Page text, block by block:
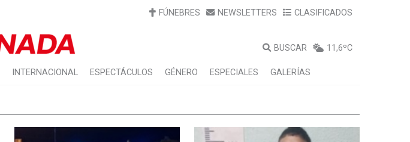
FÚNEBRES NEWSLETTERS CLASIFICADOS
BUSCAR 11,6ºC
INTERNACIONAL ESPECTÁCULOS GÉNERO ESPECIALES GALERÍAS